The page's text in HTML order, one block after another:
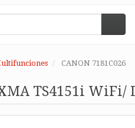
CANON 7181C026
TS4151i WiFi/